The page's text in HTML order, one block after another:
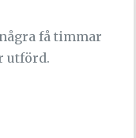
få timmar
utförd.